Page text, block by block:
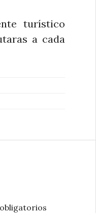
turístico
a cada